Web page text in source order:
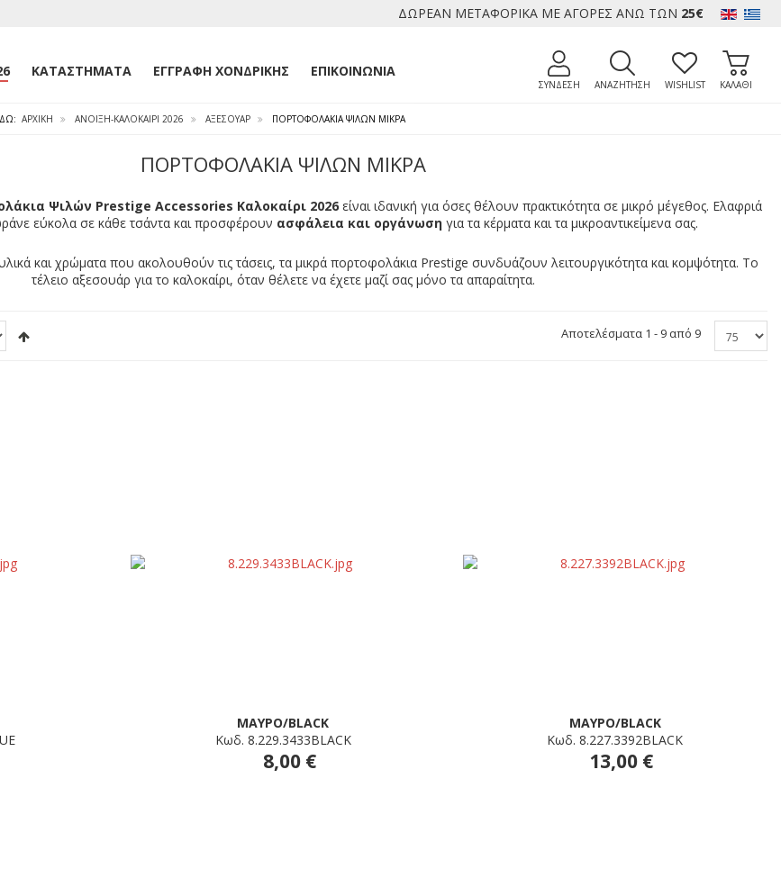
ΔΩΡΕΑΝ ΜΕΤΑΦΟΡΙΚΑ ΜΕ ΑΓΟΡΕΣ ΑΝΩ ΤΩΝ 25€
ΚΑΤΑΣΤΉΜΑΤΑ ΕΓΓΡΑΦΉ ΧΟΝΔΡΙΚΉΣ ΕΠΙΚΟΙΝΩΝΊΑ
ΣΥΝΔΕΣΗ ΑΝΑΖΗΤΗΣΗ WISHLIST ΚΑΛΑΘΙ
ΑΡΧΙΚΉ ΑΝΟΙΞΗ-ΚΑΛΟΚΑΙΡΙ 2026 ΑΞΕΣΟΥΑΡ ΠΟΡΤΟΦΟΛΆΚΙΑ ΨΙΛΏΝ ΜΙΚΡΆ
ΠΟΡΤΟΦΟΛΆΚΙΑ ΨΙΛΏΝ ΜΙΚΡΆ
Ψιλών Prestige Accessories Καλοκαίρι 2026 είναι ιδανική για όσες θέλουν πρακτικότητα σε μικρό μέγεθος. Ελαφριά
εύκολα σε κάθε τσάντα και προσφέρουν ασφάλεια και οργάνωση για τα κέρματα και τα μικροαντικείμενα σας.
και χρώματα που ακολουθούν τις τάσεις, τα μικρά πορτοφολάκια Prestige συνδυάζουν λειτουργικότητα και κομψότητα. Το
τέλειο αξεσουάρ για το καλοκαίρι, όταν θέλετε να έχετε μαζί σας μόνο τα απαραίτητα.
Αποτελέσματα 1 - 9 από 9
ΜΑΥΡΟ/BLACK
Κωδ. 8.229.3433BLACK
8,00 €
ΜΑΥΡΟ/BLACK
Κωδ. 8.227.3392BLACK
13,00 €